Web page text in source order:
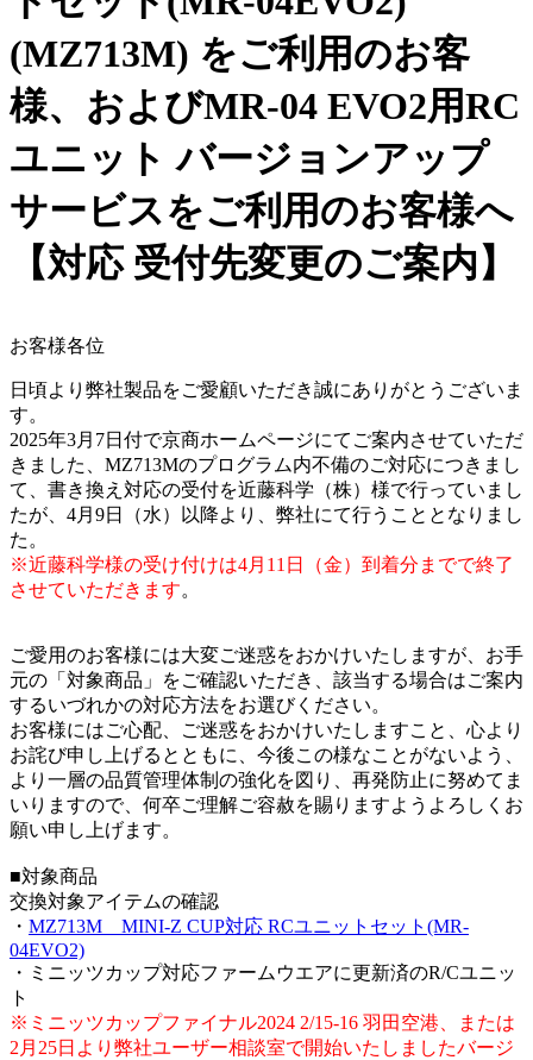
(MZ713M) をご利用のお客
様、およびMR-04 EVO2用RC
ユニット バージョンアップ
サービスをご利用のお客様へ
【対応 受付先変更のご案内】
お客様各位
日頃より弊社製品をご愛顧いただき誠にありがとうございま
す。
2025年3月7日付で京商ホームページにてご案内させていただ
きました、MZ713Mのプログラム内不備のご対応につきまし
て、書き換え対応の受付を近藤科学（株）様で行っていまし
たが、4月9日（水）以降より、弊社にて行うこととなりまし
た。
※近藤科学様の受け付けは4月11日（金）到着分までで終了
させていただきます。
ご愛用のお客様には大変ご迷惑をおかけいたしますが、お手
元の「対象商品」をご確認いただき、該当する場合はご案内
するいづれかの対応方法をお選びください。
お客様にはご心配、ご迷惑をおかけいたしますこと、心より
お詫び申し上げるとともに、今後この様なことがないよう、
より一層の品質管理体制の強化を図り、再発防止に努めてま
いりますので、何卒ご理解ご容赦を賜りますようよろしくお
願い申し上げます。
■対象商品
交換対象アイテムの確認
・ MZ713M MINI-Z CUP対応 RCユニットセット(MR-
04EVO2)
・ミニッツカップ対応ファームウエアに更新済のR/Cユニッ
ト
※ミニッツカップファイナル2024 2/15-16 羽田空港、
または
2月25日より弊社ユーザー相談室で開始いたしましたバージ